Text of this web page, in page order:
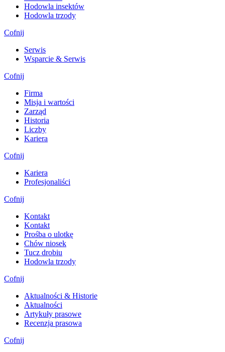
Hodowla insektów
Hodowla trzody
Cofnij
Serwis
Wsparcie & Serwis
Cofnij
Firma
Misja i wartości
Zarząd
Historia
Liczby
Kariera
Cofnij
Kariera
Profesjonaliści
Cofnij
Kontakt
Kontakt
Prośba o ulotkę
Chów niosek
Tucz drobiu
Hodowla trzody
Cofnij
Aktualności & Historie
Aktualności
Artykuły prasowe
Recenzja prasowa
Cofnij